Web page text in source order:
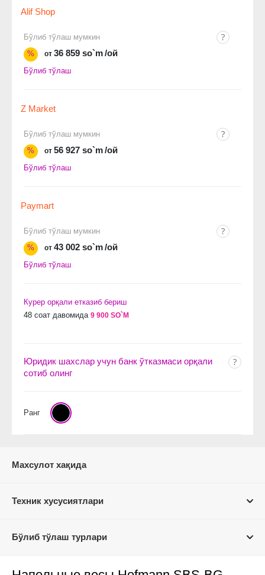
Alif Shop
Бўлиб тўлаш мумкин
%
от 36 859 so`m/ой
Бўлиб тўлаш
Z Market
Бўлиб тўлаш мумкин
%
от 56 927 so`m/ой
Бўлиб тўлаш
Paymart
Бўлиб тўлаш мумкин
%
от 43 002 so`m/ой
Бўлиб тўлаш
Курер орқали етказиб бериш
48 соат давомида 9 900 SO`M
Юридик шахслар учун банк ўтказмаси орқали
сотиб олинг
Ранг
Махсулот хақида
Техник хусусиятлари
Бўлиб тўлаш турлари